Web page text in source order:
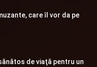
care îl vor da pe
de viaţă pentru un